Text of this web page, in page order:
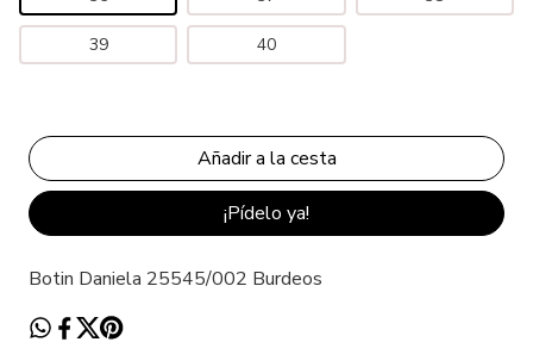
39 40
¡Pídelo ya!
Botin Daniela 25545/002 Burdeos